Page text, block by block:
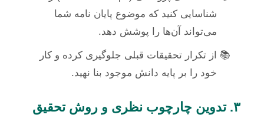
شناسایی کنید که موضوع پایان نامه شما
می‌تواند آن‌ها را پوشش دهد.
از تکرار تحقیقات قبلی جلوگیری کرده و کار
خود را بر پایه دانش موجود بنا نهید.
۳. تدوین چارچوب نظری و روش تحقیق